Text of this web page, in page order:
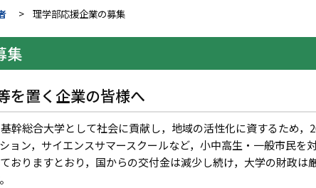
> 理学部応援企業の募集
集
を置く企業の皆様へ
幹総合大学として社会に貢献し，地域の活性化に資するため
ョン，サイエンスサマースクールなど，小中高生・一般市民を
おりますとおり，国からの交付金は減少し続け，大学の財政